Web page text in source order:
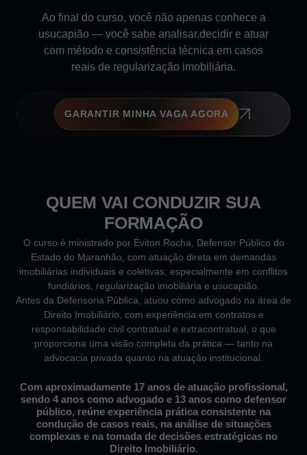
Ao final do curso, você não apenas conhece a
usucapião — você sabe analisar,decidir e atuar
com método e consistência técnica em casos
reais de regularização imobiliária.
GARANTIR MINHA VAGA AGORA
QUEM VAI CONDUZIR SUA
FORMAÇÃO
O curso é ministrado por Éviton Rocha, Defensor Público do
Estado do Maranhão, com atuação direta em demandas
imobiliárias individuais e coletivas, especialmente em conflitos
fundiários, regularização imobiliária e usucapião.
Antes da Defensoria Pública, atuou como advogado na área de
Direito Imobiliário, com experiência em contratos e
responsabilidade civil contratual e extracontratual, o que
proporciona uma visão completa da prática — tanto na
advocacia privada quanto na atuação institucional.
Com aproximadamente 17 anos de atuação profissional,
sendo 4 anos como advogado e 13 anos como defensor
público, reúne experiência prática consistente na
condução de casos reais, na análise de situações
complexas e na tomada de decisões estratégicas no
Direito Imobiliário.